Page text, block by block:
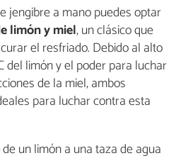
jengibre a mano puedes optar
limón y miel, un clásico que
el resfriado. Debido al alto
del limón y el poder para luchar
de la miel, ambos
para luchar contra esta
un limón a una taza de agua